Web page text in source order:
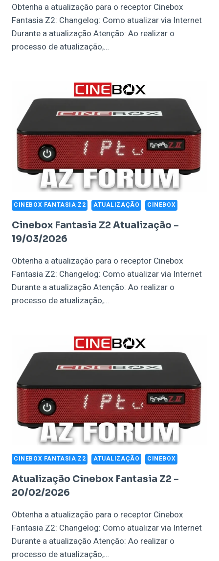
Obtenha a atualização para o receptor Cinebox
Fantasia Z2: Changelog: Como atualizar via Internet
Durante a atualização Atenção: Ao realizar o
processo de atualização,…
CINEBOX FANTASIA Z2 ATUALIZAÇÃO CINEBOX
Cinebox Fantasia Z2 Atualização –
19/03/2026
Obtenha a atualização para o receptor Cinebox
Fantasia Z2: Changelog: Como atualizar via Internet
Durante a atualização Atenção: Ao realizar o
processo de atualização,…
CINEBOX FANTASIA Z2 ATUALIZAÇÃO CINEBOX
Atualização Cinebox Fantasia Z2 –
20/02/2026
Obtenha a atualização para o receptor Cinebox
Fantasia Z2: Changelog: Como atualizar via Internet
Durante a atualização Atenção: Ao realizar o
processo de atualização,…